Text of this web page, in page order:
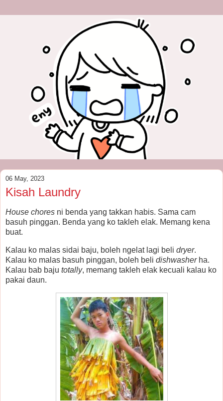
06 May, 2023
Kisah Laundry
House chores ni benda yang takkan habis. Sama cam
basuh pinggan. Benda yang ko takleh elak. Memang kena
buat.
Kalau ko malas sidai baju, boleh ngelat lagi beli dryer.
Kalau ko malas basuh pinggan, boleh beli dishwasherha.
Kalau bab baju totally, memang takleh elak kecuali kalau ko
pakai daun.